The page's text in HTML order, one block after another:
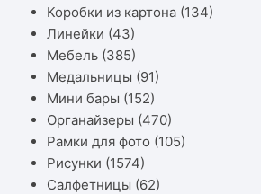
Коробки из картона (134)
Линейки (43)
Мебель (385)
Медальницы (91)
Мини бары (152)
Органайзеры (470)
Рамки для фото (105)
Рисунки (1574)
Салфетницы (62)